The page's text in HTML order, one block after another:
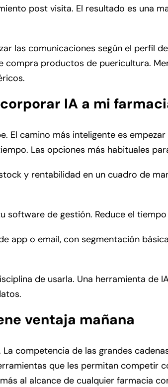
post visita. El resultado es una
las comunicaciones según el perfil
productos de puericultura.
IA a mi
El camino más inteligente es
Las opciones más habituales
y rentabilidad en un cuadro de
de gestión. Reduce el
app o email, con segmentación
de usarla. Una herramienta de
ventaja mañana
competencia de las grandes
que les permitan competir
al alcance de cualquier farmacia